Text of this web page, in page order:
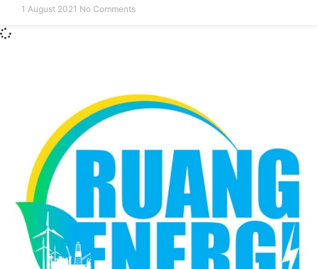
1 August 2021 No Comments